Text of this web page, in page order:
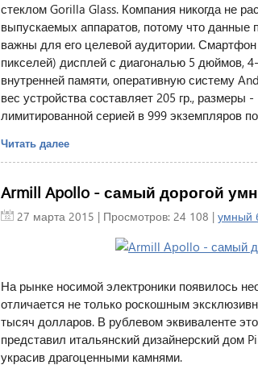
стеклом Gorilla Glass. Компания никогда не
выпускаемых аппаратов, потому что данные
важны для его целевой аудитории.
пикселей) дисплей с диагональю 5 дюймов,
внутренней памяти, оперативную систему
вес устройства составляет 205 гр.,
лимитированной серией в 999 экземпляров
Читать далее
Armill Apollo - самый дорогой
27 марта 2015 | Просмотров: 24 108 | умный
На рынке носимой электроники появилось
отличается не только роскошным
тысяч долларов. В рублевом эквиваленте
представил итальянский дизайнерский дом
украсив драгоценными камнями.